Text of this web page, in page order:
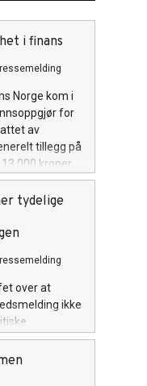
i finans
Norge kom i
for
av
tillegg på
000 kroner,
blir
lønnstrinn på
tydelige
over at
ikke
av norsk